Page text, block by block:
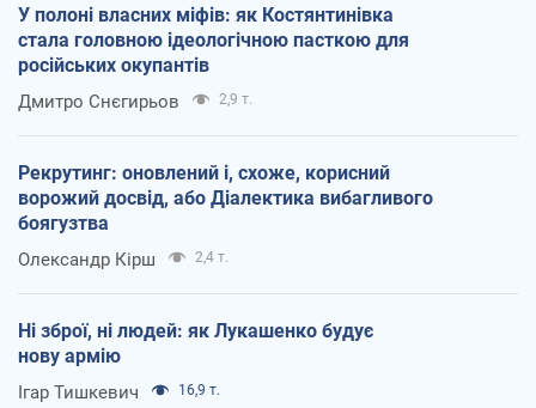
У полоні власних міфів: як Костянтинівка
стала головною ідеологічною пасткою для
російських окупантів
Дмитро Снєгирьов 2,9 т.
Рекрутинг: оновлений і, схоже, корисний
ворожий досвід, або Діалектика вибагливого
боягузтва
Олександр Кірш 2,4 т.
Ні зброї, ні людей: як Лукашенко будує
нову армію
Ігар Тишкевич 16,9 т.